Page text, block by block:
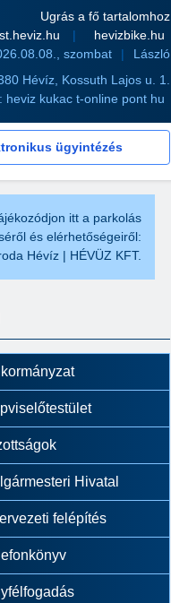
Ugrás a fő tartalomhoz
hevizbike.hu
szombat
László
Hévíz, Kossuth Lajos u. 1.
heviz kukac t-online pont hu
ügyintézés
itt a parkolás
és elérhetőségeiről:
Hévíz | HÉVÜZ KFT.
Hivatal
felépítés